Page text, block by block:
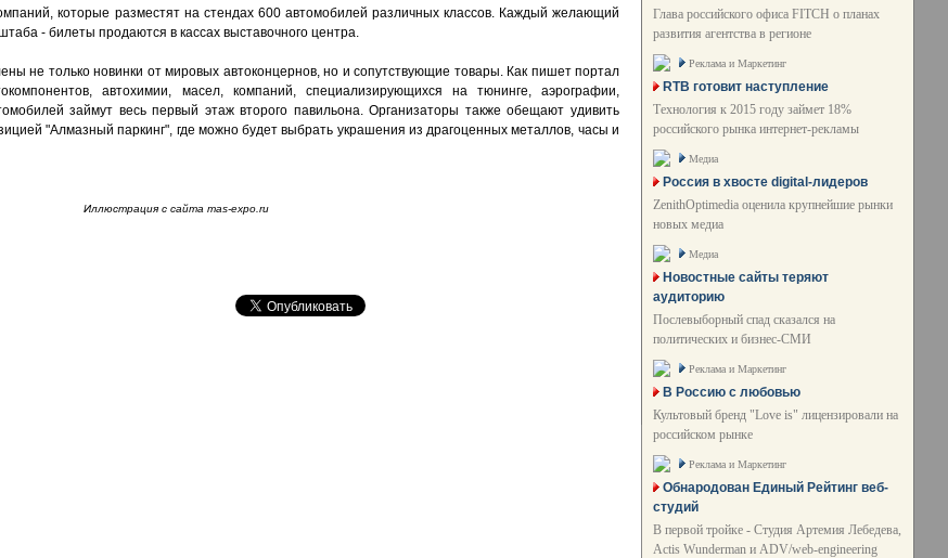
которые разместят на стендах 600 автомобилей различных классов. Каждый желающий
- билеты продаются в кассах выставочного центра.
не только новинки от мировых автоконцернов, но и сопутствующие товары. Как пишет портал
автохимии, масел, компаний, специализирующихся на тюнинге, аэрографии,
займут весь первый этаж второго павильона. Организаторы также обещают удивить
"Алмазный паркинг", где можно будет выбрать украшения из драгоценных металлов, часы и
Иллюстрация с сайта mas-expo.ru
Глава российского офиса FITCH о планах
развития агентства в регионе
Реклама и Маркетинг
RTB готовит наступление
Технология к 2015 году займет 18%
российского рынка интернет-рекламы
Медиа
Россия в хвосте digital-лидеров
ZenithOptimedia оценила крупнейшие рынки
новых медиа
Медиа
Новостные сайты теряют
аудиторию
Послевыборный спад сказался на
политических и бизнес-СМИ
Реклама и Маркетинг
В Россию с любовью
Культовый бренд "Love is" лицензировали на
российском рынке
Реклама и Маркетинг
Обнародован Единый Рейтинг веб-
студий
В первой тройке - Студия Артемия Лебедева,
Actis Wunderman и ADV/web-engineering